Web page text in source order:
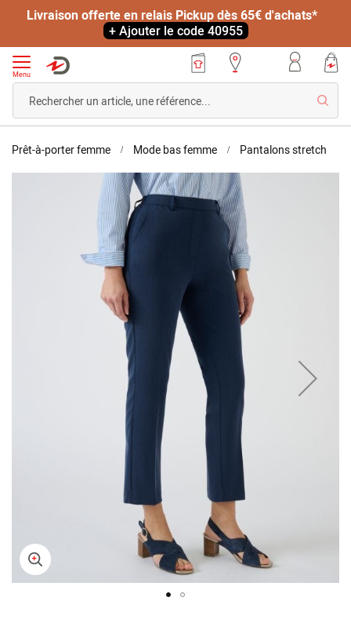
Livraison offerte en relais Pickup dès 65€ d'achats*
+ Ajouter le code 40955
Menu
Accueil
Prêt-à-porter femme Mode bas femme Pantalons stretch